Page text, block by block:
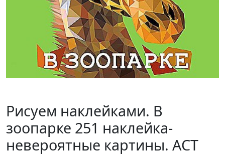
Рисуем наклейками. В
зоопарке 251 наклейка-
невероятные картины. АСТ